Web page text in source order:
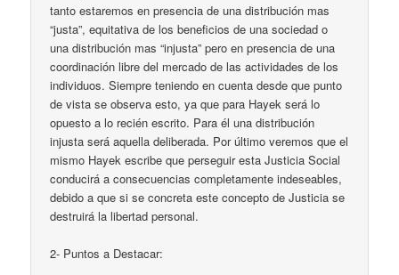
tanto estaremos en presencia de una distribución mas
“justa”, equitativa de los beneficios de una sociedad o
una distribución mas “injusta” pero en presencia de una
coordinación libre del mercado de las actividades de los
individuos. Siempre teniendo en cuenta desde que punto
de vista se observa esto, ya que para Hayek será lo
opuesto a lo recién escrito. Para él una distribución
injusta será aquella deliberada. Por último veremos que el
mismo Hayek escribe que perseguir esta Justicia Social
conducirá a consecuencias completamente indeseables,
debido a que si se concreta este concepto de Justicia se
destruirá la libertad personal.
2- Puntos a Destacar: